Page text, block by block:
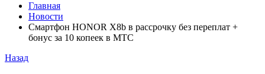
Главная
Новости
Смартфон HONOR X8b в рассрочку без переплат +
бонус за 10 копеек в МТС
Назад